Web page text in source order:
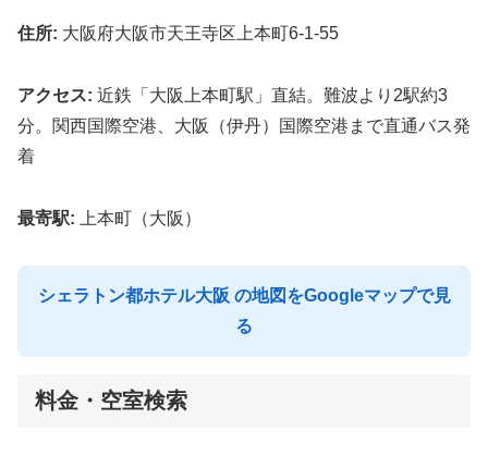
住所: 大阪府大阪市天王寺区上本町6-1-55
アクセス: 近鉄「大阪上本町駅」直結。難波より2駅約3
分。関西国際空港、大阪（伊丹）国際空港まで直通バス発
着
最寄駅: 上本町（大阪）
シェラトン都ホテル大阪 の地図をGoogleマップで見
る
料金・空室検索